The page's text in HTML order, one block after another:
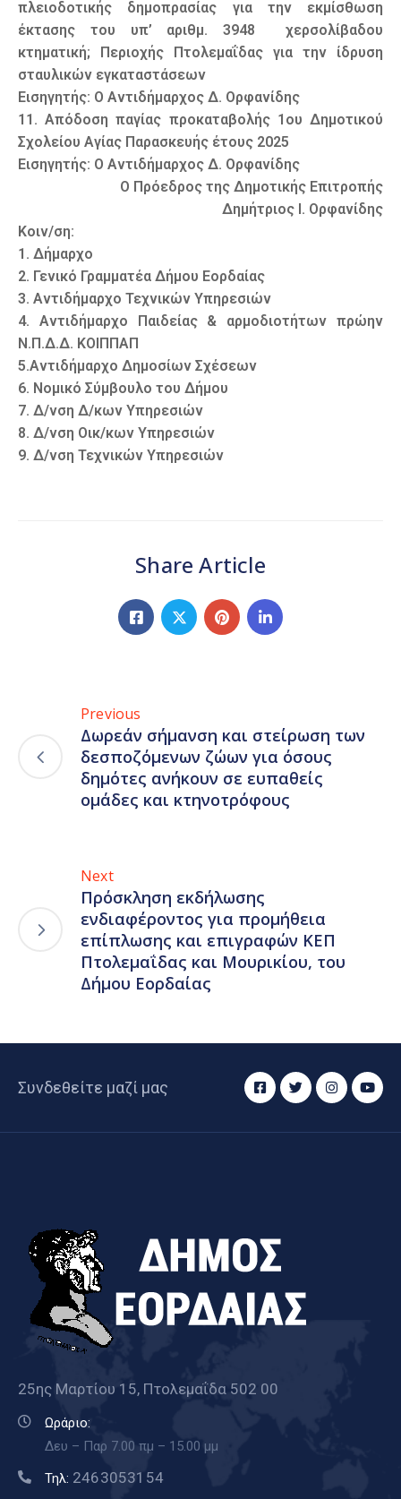
πλειοδοτικής δημοπρασίας για την εκμίσθωση
έκτασης του υπ’ αριθμ. 3948 χερσολίβαδου
κτηματική; Περιοχής Πτολεμαΐδας για την ίδρυση
σταυλικών εγκαταστάσεων
Εισηγητής: Ο Αντιδήμαρχος Δ. Ορφανίδης
11. Απόδοση παγίας προκαταβολής 1ου Δημοτικού
Σχολείου Αγίας Παρασκευής έτους 2025
Εισηγητής: Ο Αντιδήμαρχος Δ. Ορφανίδης
Ο Πρόεδρος της Δημοτικής Επιτροπής
Δημήτριος Ι. Ορφανίδης
Κοιν/ση:
1. Δήμαρχο
2. Γενικό Γραμματέα Δήμου Εορδαίας
3. Αντιδήμαρχο Τεχνικών Υπηρεσιών
4. Αντιδήμαρχο Παιδείας & αρμοδιοτήτων πρώην
Ν.Π.Δ.Δ. ΚΟΙΠΠΑΠ
5.Αντιδήμαρχο Δημοσίων Σχέσεων
6. Νομικό Σύμβουλο του Δήμου
7. Δ/νση Δ/κων Υπηρεσιών
8. Δ/νση Οικ/κων Υπηρεσιών
9. Δ/νση Τεχνικών Υπηρεσιών
Share Article
Previous
Δωρεάν σήμανση και στείρωση των
δεσποζόμενων ζώων για όσους
δημότες ανήκουν σε ευπαθείς
ομάδες και κτηνοτρόφους
Next
Πρόσκληση εκδήλωσης
ενδιαφέροντος για προμήθεια
επίπλωσης και επιγραφών ΚΕΠ
Πτολεμαΐδας και Μουρικίου, του
Δήμου Εορδαίας
Συνδεθείτε μαζί μας
25ης Μαρτίου 15, Πτολεμαΐδα 502 00
Ωράριο:
Δευ – Παρ 7.00 πμ – 15.00 μμ
Τηλ: 2463053154